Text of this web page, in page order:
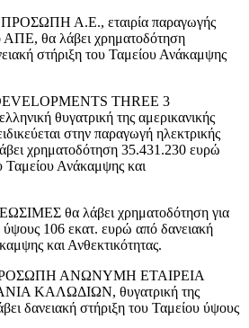
Α.Ε., εταιρία παραγωγής
ΑΠΕ, θα λάβει χρηματοδότηση
στήριξη του Ταμείου Ανάκαμψης
THREE 3
θυγατρική της αμερικανικής
στην παραγωγή ηλεκτρικής
χρηματοδότηση 35.431.230 ευρώ
Ταμείου Ανάκαμψης και
θα λάβει χρηματοδότηση για
106 εκατ. ευρώ από δανειακή
και Ανθεκτικότητας.
ΑΝΩΝΥΜΗ ΕΤΑΙΡΕΙΑ
ΚΑΛΩΔΙΩΝ, θυγατρική της
δανειακή στήριξη του Ταμείου ύψους